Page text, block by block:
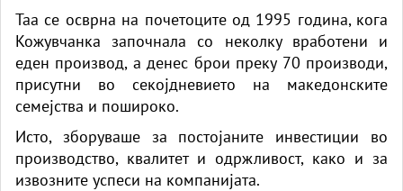
Таа се осврна на почетоците од 1995 година, кога
Кожувчанка започнала со неколку вработени и
еден производ, а денес брои преку 70 производи,
присутни во секојдневието на македонските
семејства и пошироко.
Исто, зборуваше за постојаните инвестиции во
производство, квалитет и одржливост, како и за
извозните успеси на компанијата.